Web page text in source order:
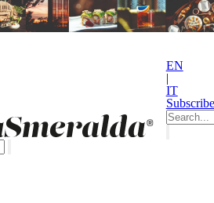
EN
|
IT
Subscribe